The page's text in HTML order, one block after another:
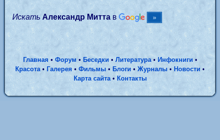
Искать Александр Митта в
Главная • Форум • Беседки• Литература• Инфокниги •
Красота•Галерея• Фильмы• Блоги• Журналы • Новости •
Карта сайта• Контакты